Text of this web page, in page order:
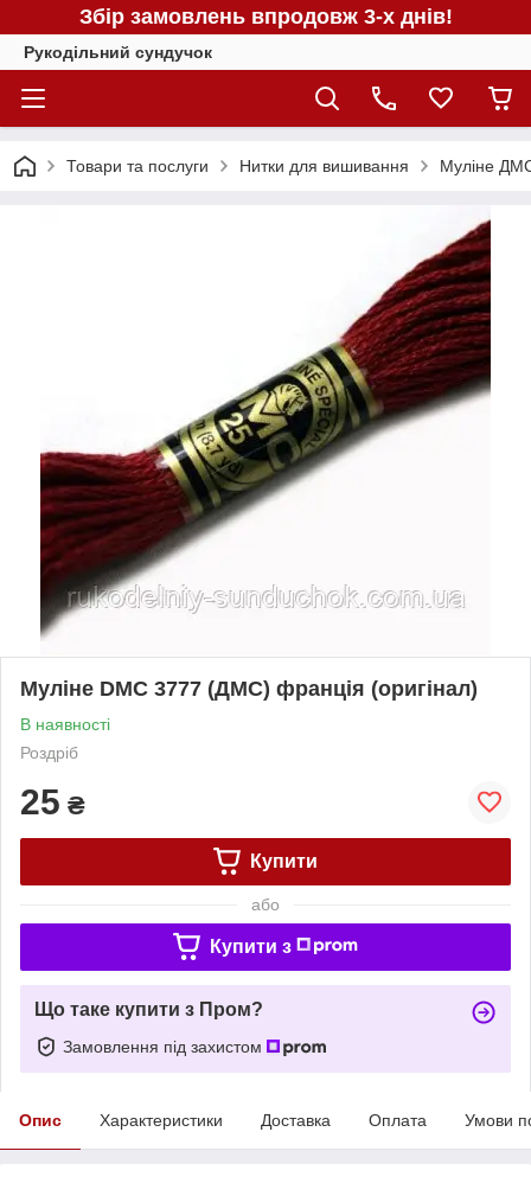
Збір замовлень впродовж 3-х днів!
Рукодільний сундучок
Товари та послуги Нитки для вишивання Муліне
Муліне DMC 3777 (ДМС) франція (оригінал)
В наявності
Роздріб
25 ₴
Купити
або
Купити з
Що таке купити з Пром?
Замовлення під захистом
Опис Характеристики Доставка Оплата Умови